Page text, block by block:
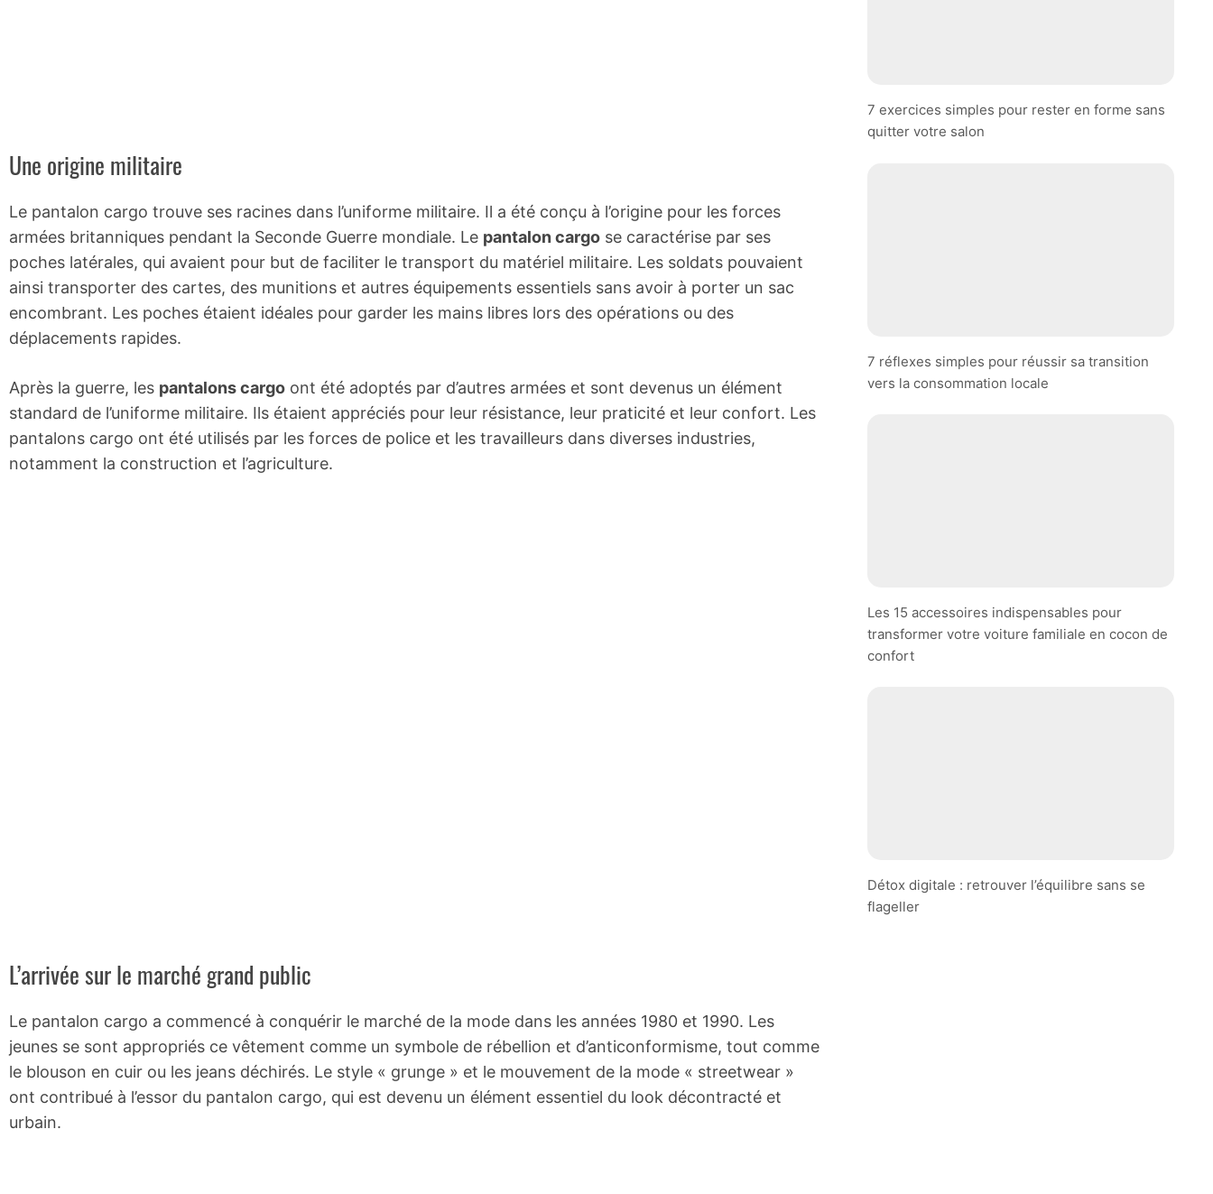
Une origine militaire
Le pantalon cargo trouve ses racines dans l’uniforme militaire. Il a été conçu à l’origine pour les forces
armées britanniques pendant la Seconde Guerre mondiale. Le pantalon cargo se caractérise par ses
poches latérales, qui avaient pour but de faciliter le transport du matériel militaire. Les soldats pouvaient
ainsi transporter des cartes, des munitions et autres équipements essentiels sans avoir à porter un sac
encombrant. Les poches étaient idéales pour garder les mains libres lors des opérations ou des
déplacements rapides.
Après la guerre, les pantalons cargo ont été adoptés par d’autres armées et sont devenus un élément
standard de l’uniforme militaire. Ils étaient appréciés pour leur résistance, leur praticité et leur confort. Les
pantalons cargo ont été utilisés par les forces de police et les travailleurs dans diverses industries,
notamment la construction et l’agriculture.
L’arrivée sur le marché grand public
Le pantalon cargo a commencé à conquérir le marché de la mode dans les années 1980 et 1990. Les
jeunes se sont appropriés ce vêtement comme un symbole de rébellion et d’anticonformisme, tout comme
le blouson en cuir ou les jeans déchirés. Le style « grunge » et le mouvement de la mode « streetwear »
ont contribué à l’essor du pantalon cargo, qui est devenu un élément essentiel du look décontracté et
urbain.
7 exercices simples pour rester en forme sans
quitter votre salon
7 réflexes simples pour réussir sa transition
vers la consommation locale
Les 15 accessoires indispensables pour
transformer votre voiture familiale en cocon de
confort
Détox digitale : retrouver l’équilibre sans se
flageller